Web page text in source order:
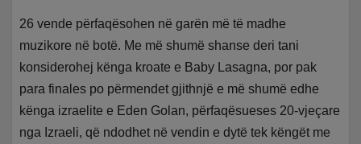
26 vende përfaqësohen në garën më të madhe
muzikore në botë. Me më shumë shanse deri tani
konsiderohej kënga kroate e Baby Lasagna, por pak
para finales po përmendet gjithnjë e më shumë edhe
kënga izraelite e Eden Golan, përfaqësueses 20-vjeçare
nga Izraeli, që ndodhet në vendin e dytë tek këngët me